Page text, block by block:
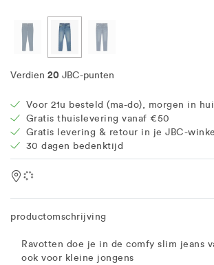
Verdien 20 JBC-punten
Voor 21u besteld (ma-do), morgen in
Gratis thuislevering vanaf €50
Gratis levering & retour in je JBC-
30 dagen bedenktijd
Location
productomschrijving
Ravotten doe je in de comfy slim jeans
ook voor kleine jongens